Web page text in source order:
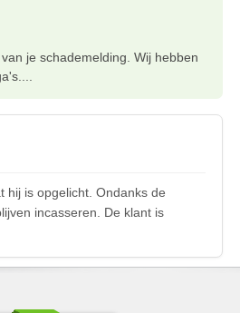
je schademelding. Wij hebben
hij is opgelicht. Ondanks de
incasseren. De klant is